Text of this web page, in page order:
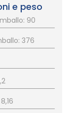
e peso
90
376